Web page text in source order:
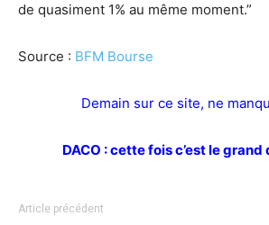
de quasiment 1% au même moment.”
Source : BFM Bourse
Demain sur ce site, ne
DACO : cette fois c’est le
Article précédent